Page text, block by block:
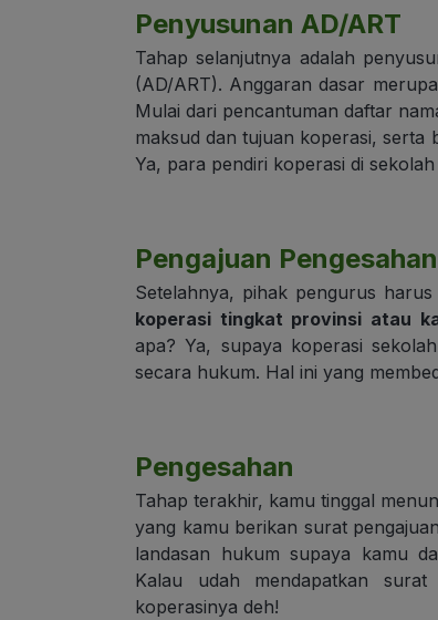
Penyusunan AD/ART
Tahap selanjutnya adalah
(AD/ART). Anggaran dasar
Mulai dari pencantuman daftar
maksud dan tujuan koperasi, serta
Ya, para pendiri koperasi di
Pengajuan Pengesahan
Setelahnya, pihak pengurus harus
koperasi tingkat provinsi atau
apa? Ya, supaya koperasi
secara hukum. Hal ini yang
Pengesahan
Tahap terakhir, kamu tinggal
yang kamu berikan surat
landasan hukum supaya kamu
Kalau udah mendapatkan
koperasinya deh!